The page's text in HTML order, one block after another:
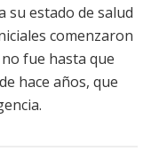
su estado de salud
comenzaron
fue hasta que
hace años, que